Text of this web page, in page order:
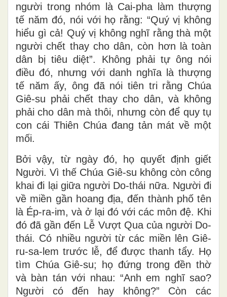
người trong nhóm là Cai-pha làm thượng
tế năm đó, nói với họ rằng: “Quý vị không
hiểu gì cả! Quý vị không nghĩ rằng thà một
người chết thay cho dân, còn hơn là toàn
dân bị tiêu diệt”. Không phải tự ông nói
điều đó, nhưng với danh nghĩa là thượng
tế năm ấy, ông đã nói tiên tri rằng Chúa
Giê-su phải chết thay cho dân, và không
phải cho dân mà thôi, nhưng còn để quy tụ
con cái Thiên Chúa đang tản mát về một
mối.
Bởi vậy, từ ngày đó, họ quyết định giết
Người. Vì thế Chúa Giê-su không còn công
khai đi lại giữa người Do-thái nữa. Người đi
về miền gần hoang địa, đến thành phố tên
là Ép-ra-im, và ở lại đó với các môn đệ. Khi
đó đã gần đến Lễ Vượt Qua của người Do-
thái. Có nhiều người từ các miền lên Giê-
ru-sa-lem trước lễ, để được thanh tẩy. Họ
tìm Chúa Giê-su; họ đứng trong đền thờ
và bàn tán với nhau: “Anh em nghĩ sao?
Người có đến hay không?” Còn các